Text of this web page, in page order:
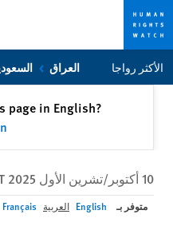
Skip
to
Skip
to
الأكثر رواجا العراق
page in English?
10 أكتوبر/تشرين الأول 2025 5:31PM EDT
متوفر بـ English العربية Français